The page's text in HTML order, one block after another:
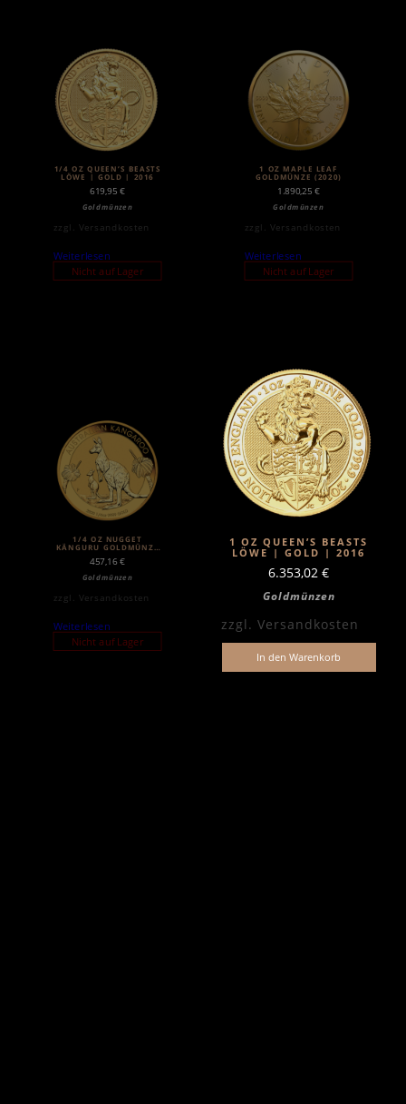
1/4 OZ QUEEN’S BEASTS
LÖWE | GOLD | 2016
619,95€
Goldmünzen
zzgl. Versandkosten
Weiterlesen
Nicht auf Lager
1 OZ MAPLE LEAF
GOLDMÜNZE (2020)
1.890,25€
Goldmünzen
zzgl. Versandkosten
Weiterlesen
Nicht auf Lager
1/4 OZ NUGGET
KÄNGURU GOLDMÜNZE
457,16€
Goldmünzen
zzgl. Versandkosten
Weiterlesen
Nicht auf Lager
1 OZ QUEEN’S BEASTS
LÖWE | GOLD | 2016
6.353,02 €
Goldmünzen
zzgl. Versandkosten
In den Warenkorb